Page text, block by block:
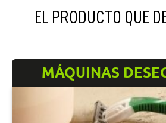
EL PRODUCTO QUE
MÁQUINAS